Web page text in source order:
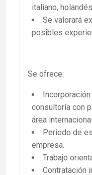
italiano,
Se valorará
posibles
Se ofrece:
consultoría con
área
Periodo de
empresa.
Trabajo
Contratación